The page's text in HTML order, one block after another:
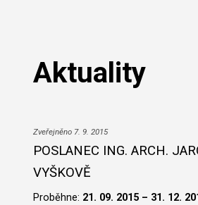
Aktuality
Zveřejněno 7. 9. 2015
POSLANEC ING. ARCH.
VYŠKOVĚ
Proběhne: 21. 09. 2015 – 31. 12.